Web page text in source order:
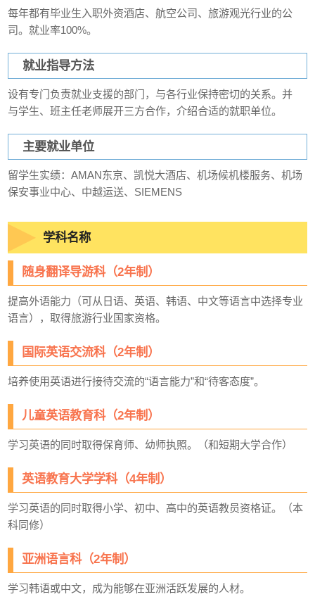
每年都有毕业生入职外资酒店、航空公司、旅游观光行业的公
司。就业率100%。
就业指导方法
设有专门负责就业支援的部门，与各行业保持密切的关系。并
与学生、班主任老师展开三方合作，介绍合适的就职单位。
主要就业单位
留学生实绩：AMAN东京、凯悦大酒店、机场候机楼服务、机场
保安事业中心、中越运送、SIEMENS
学科名称
随身翻译导游科（2年制）
提高外语能力（可从日语、英语、韩语、中文等语言中选择专业
语言），取得旅游行业国家资格。
国际英语交流科（2年制）
培养使用英语进行接待交流的“语言能力”和“待客态度”。
儿童英语教育科（2年制）
学习英语的同时取得保育师、幼师执照。（和短期大学合作）
英语教育大学学科（4年制）
学习英语的同时取得小学、初中、高中的英语教员资格证。（本
科同修）
亚洲语言科（2年制）
学习韩语或中文，成为能够在亚洲活跃发展的人材。